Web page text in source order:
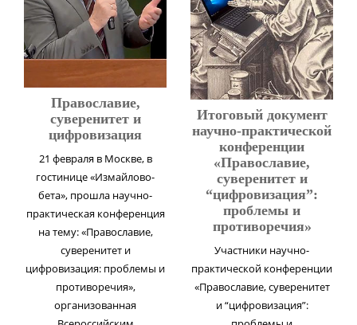
Православие,
суверенитет и
цифровизация
21 февраля в Москве, в
гостинице «Измайлово-
бета», прошла научно-
практическая конференция
на тему: «Православие,
суверенитет и
цифровизация: проблемы и
противоречия»,
организованная
Итоговый документ
научно-практической
конференции
«Православие,
суверенитет и
“цифровизация”:
проблемы и
противоречия»
Участники научно-
практической конференции
«Православие, суверенитет
и “цифровизация”: